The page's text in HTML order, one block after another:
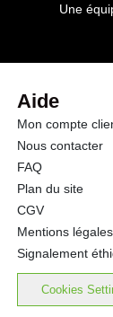
Une
Aide
Mon compte
Nous contacter
FAQ
Plan du site
CGV
Mentions légales
Signalement
Cookies